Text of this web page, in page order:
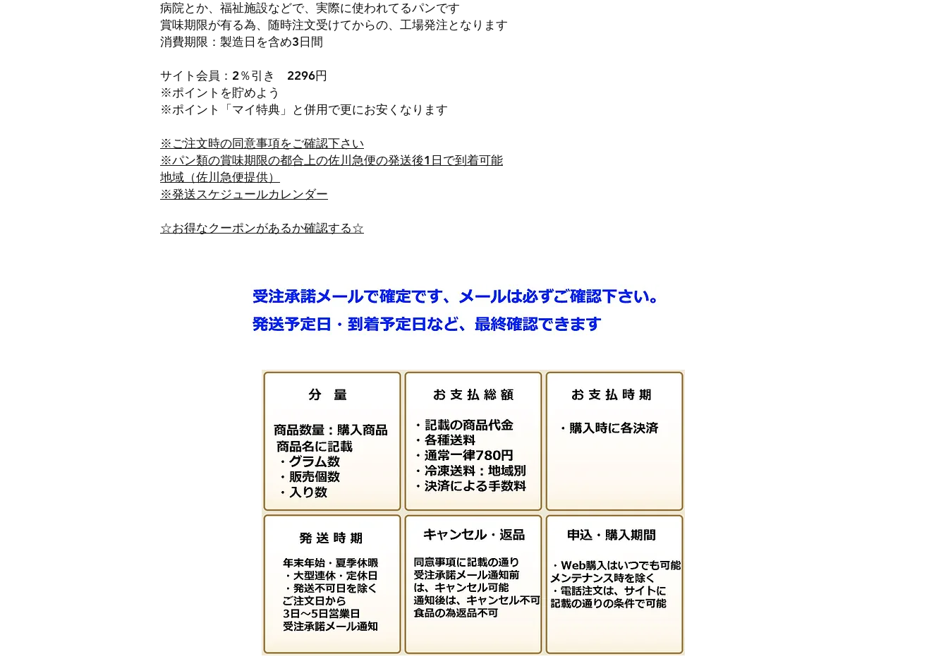
病院とか、福祉施設などで、実際に使われてるパンです
賞味期限が有る為、随時注文受けてからの、工場発注となります
消費期限：製造日を含め3日間
サイト会員：2％引き 2296円
※ポイントを貯めよう
※ポイント「マイ特典」と併用で更にお安くなります
※ご注文時の同意事項をご確認下さい
※パン類の賞味期限の都合上の佐川急便の発送後1日で到着可能
地域（佐川急便提供）
※発送スケジュールカレンダー
☆お得なクーポンがあるか確認する☆